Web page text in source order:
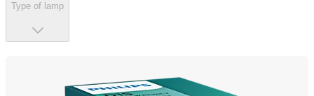
Type of lamp